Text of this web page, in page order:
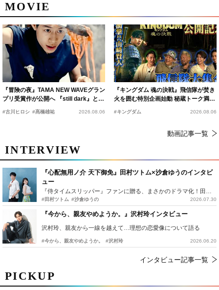
PICKUP
MOVIE
『冒険の夜』TAMA NEW WAVEグラン
プリ受賞作が公開へ 『still dark』と同
時上映決定
#古川ヒロシ #髙橋雄祐 2026.08.06
『キングダム 魂の決戦』飛信隊が焚き
火を囲む特別企画始動 秘蔵トーク満載
の“キングダムキャンプ”開催
#キングダム 2026.08.06
動画記事一覧
INTERVIEW
『心配無用ノ介 天下御免』田村ツトム×沙倉ゆうのインタビ
ュー
#田村ツトム #沙倉ゆうの 2026.07.30
『今から、親友やめようか。』沢村玲インタビュー
沢村玲、親友から一線を越えて…理想の恋愛像について語る
#今から、親友やめようか。 #沢村玲 2026.06.20
インタビュー記事一覧